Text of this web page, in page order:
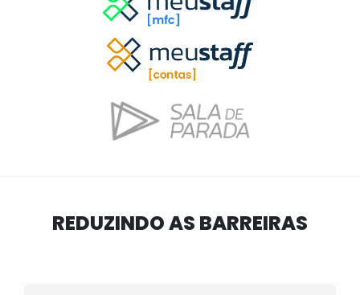
REDUZINDO AS BARREIRAS